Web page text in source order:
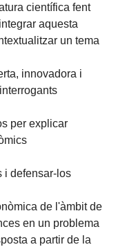
científica fent
aquesta
un tema
innovadora i
per explicar
i defensar-los
de l'àmbit de
en un problema
a partir de la